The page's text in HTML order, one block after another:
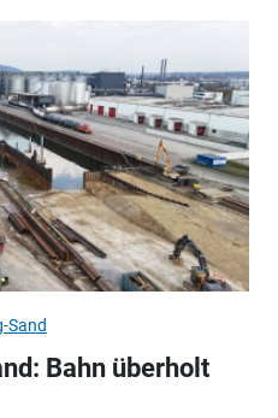
Sand
Bahn überholt